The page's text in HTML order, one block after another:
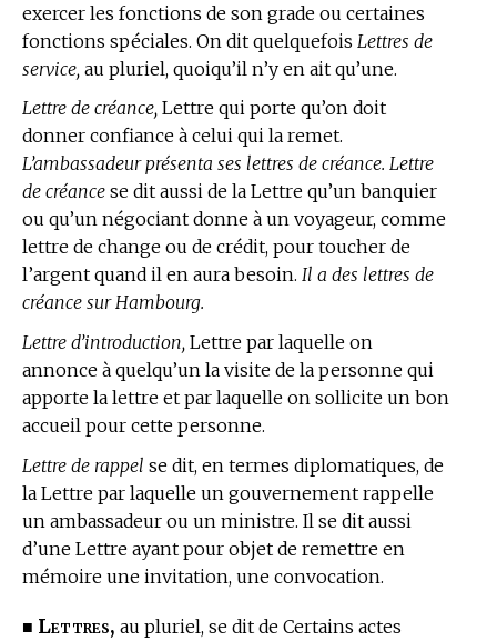
exercer les fonctions de son grade ou certaines
fonctions spéciales. On dit quelquefois Lettres de
service, au pluriel, quoiqu’il n’y en ait qu’une.
Lettre de créance, Lettre qui porte qu’on doit
donner confiance à celui qui la remet.
L’ambassadeur présenta ses lettres de créance. Lettre
de créance se dit aussi de la Lettre qu’un banquier
ou qu’un négociant donne à un voyageur, comme
lettre de change ou de crédit, pour toucher de
l’argent quand il en aura besoin. Il a des lettres de
créance sur Hambourg.
Lettre d’introduction, Lettre par laquelle on
annonce à quelqu’un la visite de la personne qui
apporte la lettre et par laquelle on sollicite un bon
accueil pour cette personne.
Lettre de rappel se dit, en termes diplomatiques, de
la Lettre par laquelle un gouvernement rappelle
un ambassadeur ou un ministre. Il se dit aussi
d’une Lettre ayant pour objet de remettre en
mémoire une invitation, une convocation.
■ Lettres, au pluriel, se dit de Certains actes